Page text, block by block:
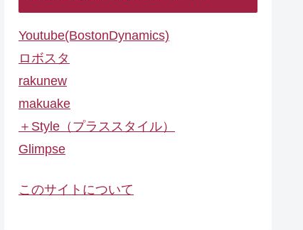
Youtube(BostonDynamics)
ロボスタ
rakunew
makuake
＋Style（プラススタイル）
Glimpse
このサイトについて